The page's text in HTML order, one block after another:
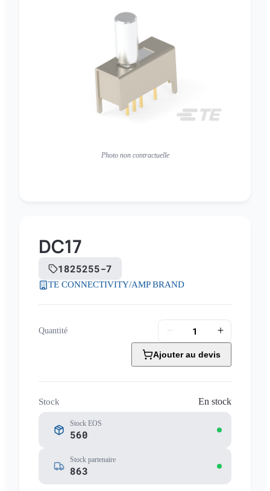
Photo non contractuelle
DC17
1825255-7
TE CONNECTIVITY/AMP BRAND
Quantité
Ajouter au devis
Stock En stock
Stock EOS
560
Stock partenaire
863